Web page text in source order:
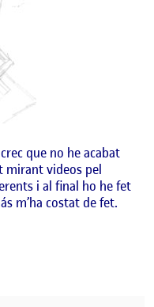
que no he acabat
mirant videos pel
i al final ho he fet
m’ha costat de fet.